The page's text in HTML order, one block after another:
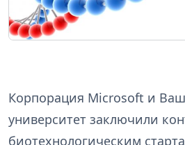
Корпорация Microsoft и
университет заключили
биотехнологическим